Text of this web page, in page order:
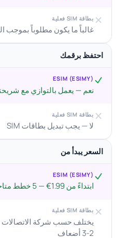
بطاقة SIM فعلية
غالباً ما يكون مطلوباً بموجب
احتفظ برقمك
ESIM (ESIMY)
نعم — يعمل بالتوازي مع
بطاقة SIM فعلية
لا — يجب تبديل بطاقات SIM
السعر يبدأ من
ESIM (ESIMY)
ابتداءً من 1.99€ — 5 خطط متاحة
بطاقة SIM فعلية
يختلف حسب شركة الاتصالات
2-3 أضعاف